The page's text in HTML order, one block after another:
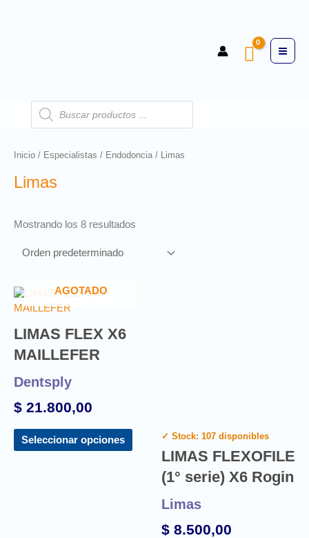
Inicio / Especialistas / Endodoncia / Limas
Limas
Mostrando los 8 resultados
AGOTADO
LIMAS FLEX X6
MAILLEFER
Dentsply
$ 21.800,00
Seleccionar opciones ✓ Stock: 107 disponibles
LIMAS FLEXOFILE
(1° serie) X6 Rogin
Limas
$ 8.500,00